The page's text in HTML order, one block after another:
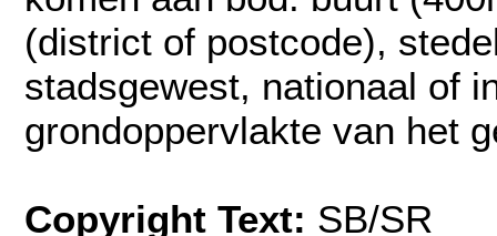
(district of postcode),
stadsgewest, nationaal of
grondoppervlakte van het
Copyright Text: SB/SR